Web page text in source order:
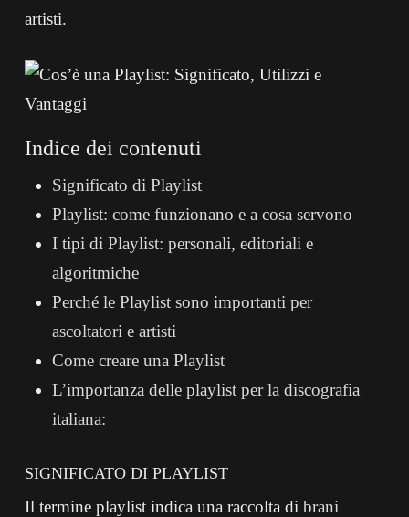
artisti.
Indice dei contenuti
Significato di Playlist
Playlist: come funzionano e a cosa servono
I tipi di Playlist: personali, editoriali e
algoritmiche
Perché le Playlist sono importanti per
ascoltatori e artisti
Come creare una Playlist
L’importanza delle playlist per la discografia
italiana:
SIGNIFICATO DI PLAYLIST
Il termine playlist indica una raccolta di brani